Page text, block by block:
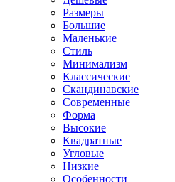
Размеры
Большие
Маленькие
Стиль
Минимализм
Классические
Скандинавские
Современные
Форма
Высокие
Квадратные
Угловые
Низкие
Особенности